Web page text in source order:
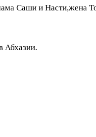
Саши и Насти,жена
Абхазии.